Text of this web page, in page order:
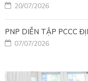
20/07/2026
07/07/2026